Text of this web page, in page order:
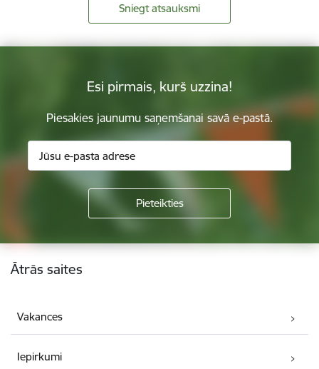
Sniegt atsauksmi
Esi pirmais, kurš uzzina!
Piesakies jaunumu saņemšanai savā e-pastā.
Kājene
Ātrās saites
Vakances
Iepirkumi